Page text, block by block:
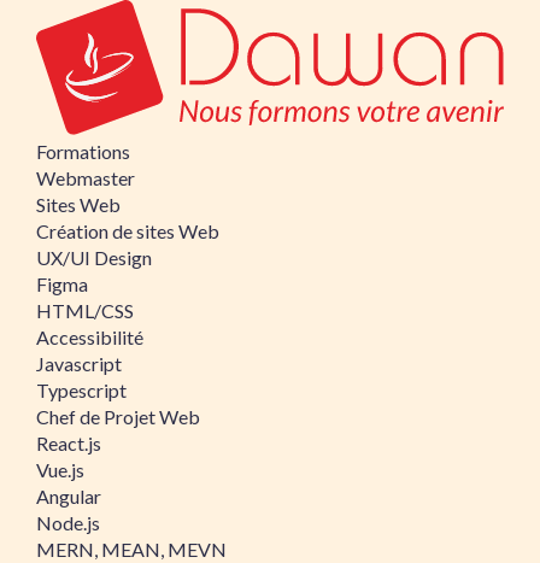
Formations
Webmaster
Sites Web
Création de sites Web
UX/UI Design
Figma
HTML/CSS
Accessibilité
Javascript
Typescript
Chef de Projet Web
React.js
Vue.js
Angular
Node.js
MERN, MEAN, MEVN